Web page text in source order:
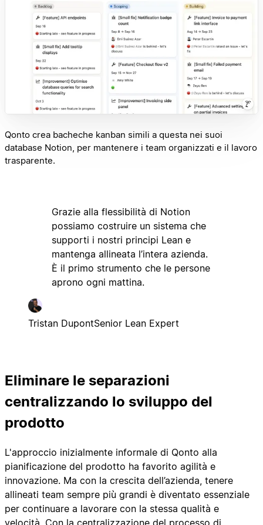
Qonto crea bacheche kanban simili a questa nei suoi
database Notion, per mantenere i team organizzati e il lavoro
trasparente.
Grazie alla flessibilità di Notion
possiamo costruire un sistema che
supporti i nostri principi Lean e
mantenga allineata l’intera azienda.
È il primo strumento che le persone
aprono ogni mattina.
Tristan DupontSenior Lean Expert
Eliminare le separazioni
centralizzando lo sviluppo del
prodotto
L'approccio inizialmente informale di Qonto alla
pianificazione del prodotto ha favorito agilità e
innovazione. Ma con la crescita dell’azienda, tenere
allineati team sempre più grandi è diventato essenziale
per continuare a lavorare con la stessa qualità e
velocità. Con la centralizzazione del processo di